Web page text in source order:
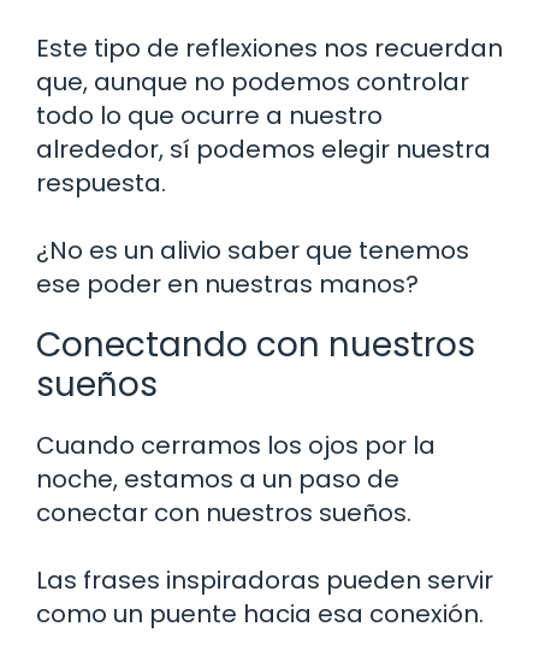
Este tipo de reflexiones nos recuerdan
que, aunque no podemos controlar
todo lo que ocurre a nuestro
alrededor, sí podemos elegir nuestra
respuesta.
¿No es un alivio saber que tenemos
ese poder en nuestras manos?
Conectando con nuestros
sueños
Cuando cerramos los ojos por la
noche, estamos a un paso de
conectar con nuestros sueños.
Las frases inspiradoras pueden servir
como un puente hacia esa conexión.